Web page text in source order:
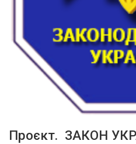
Проєкт. ЗАКОН